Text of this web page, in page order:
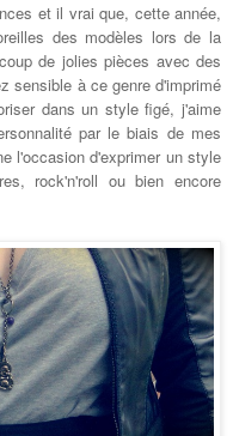
et il vrai que, cette année,
des modèles lors de la
de jolies pièces avec des
sensible à ce genre d'imprimé
dans un style figé, j'aime
par le biais de mes
l'occasion d'exprimer un style
rock'n'roll ou bien encore